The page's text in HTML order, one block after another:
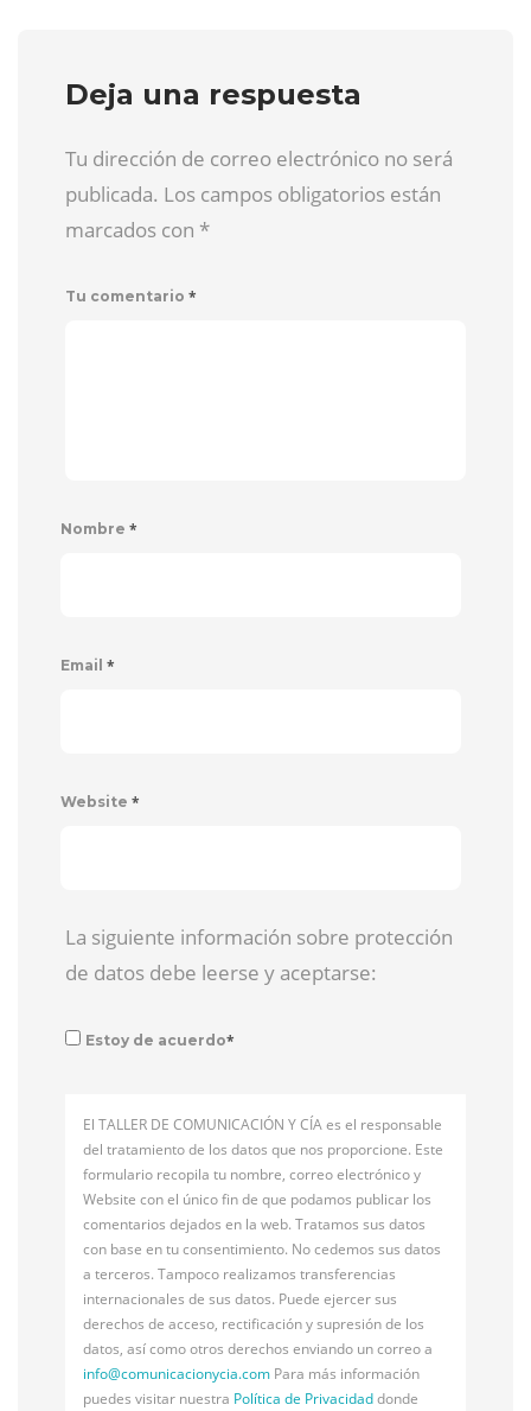
Deja una respuesta
Tu dirección de correo electrónico no será
publicada. Los campos obligatorios están
marcados con *
Tu comentario *
Nombre *
Email *
Website *
La siguiente información sobre protección
de datos debe leerse y aceptarse:
Estoy de acuerdo*
El TALLER DE COMUNICACIÓN Y CÍA es el responsable
del tratamiento de los datos que nos proporcione. Este
formulario recopila tu nombre, correo electrónico y
Website con el único fin de que podamos publicar los
comentarios dejados en la web. Tratamos sus datos
con base en tu consentimiento. No cedemos sus datos
a terceros. Tampoco realizamos transferencias
internacionales de sus datos. Puede ejercer sus
derechos de acceso, rectificación y supresión de los
datos, así como otros derechos enviando un correo a
info@comunicacionycia.com Para más información
puedes visitar nuestra Política de Privacidaddonde